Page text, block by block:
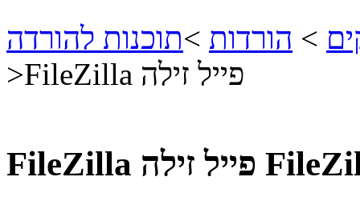
> הורדות >תוכנות להורדה
>
FileZilla פייל זילה